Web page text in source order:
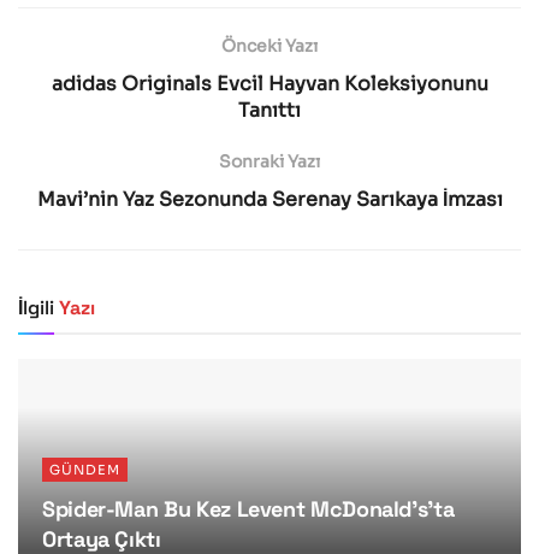
Önceki Yazı
adidas Originals Evcil Hayvan Koleksiyonunu
Tanıttı
Sonraki Yazı
Mavi’nin Yaz Sezonunda Serenay Sarıkaya İmzası
İlgiliYazı
GÜNDEM
Spider-Man Bu Kez Levent McDonald’s’ta
Ortaya Çıktı